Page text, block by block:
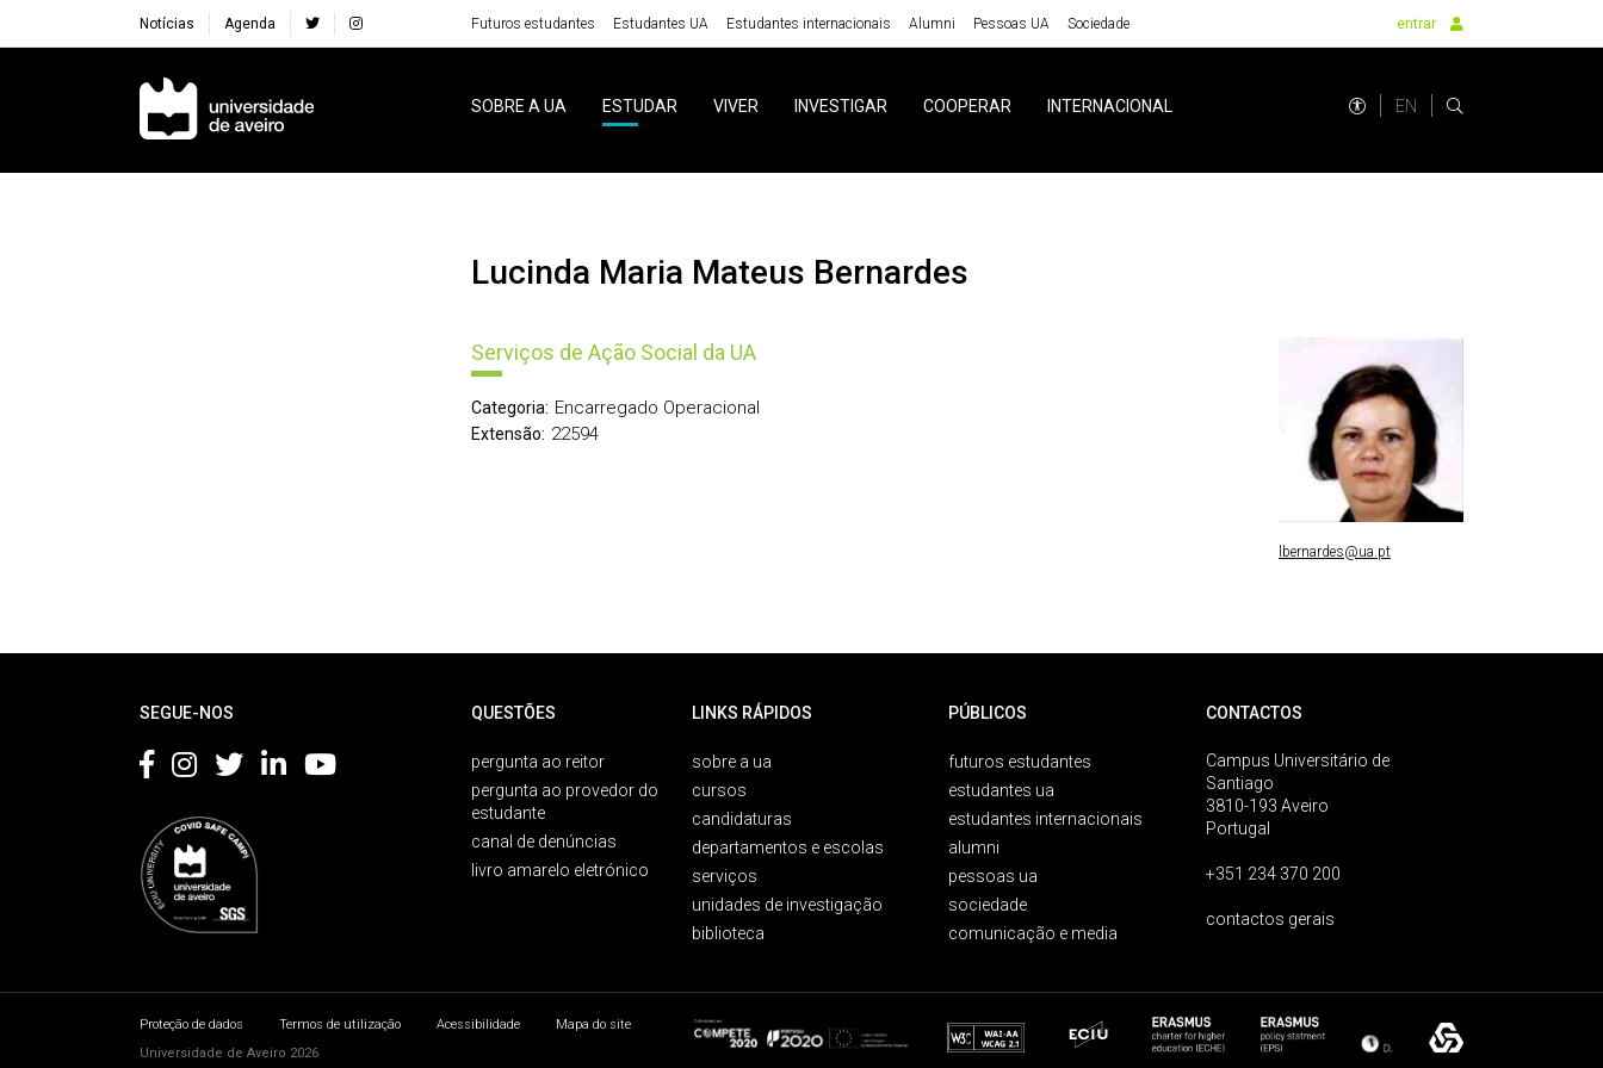
Notícias Agenda Futuros estudantes Estudantes UA Estudantes internacionais Alumni Pessoas UA Sociedade entrar
Navegação Principal
SOBRE A UA ESTUDAR VIVER INVESTIGAR COOPERAR INTERNACIONAL EN
Lucinda Maria Mateus Bernardes
Serviços de Ação Social da UA
Categoria: Encarregado Operacional
Extensão: 22594
lbernardes@ua.pt
SEGUE-NOS QUESTÕES
pergunta ao reitor
pergunta ao provedor do
estudante
canal de denúncias
livro amarelo eletrónico
LINKS RÁPIDOS
sobre a ua
cursos
candidaturas
departamentos e escolas
serviços
unidades de investigação
biblioteca
PÚBLICOS
futuros estudantes
estudantes ua
estudantes internacionais
alumni
pessoas ua
sociedade
comunicação e media
CONTACTOS
Campus Universitário de
Santiago
3810-193 Aveiro
Portugal
+351 234 370 200
contactos gerais
Proteção de dados Termos de utilização Acessibilidade
Mapa do site
Universidade de Aveiro 2026